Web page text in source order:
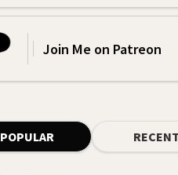
Join Me on Patreon
POPULAR RECENT